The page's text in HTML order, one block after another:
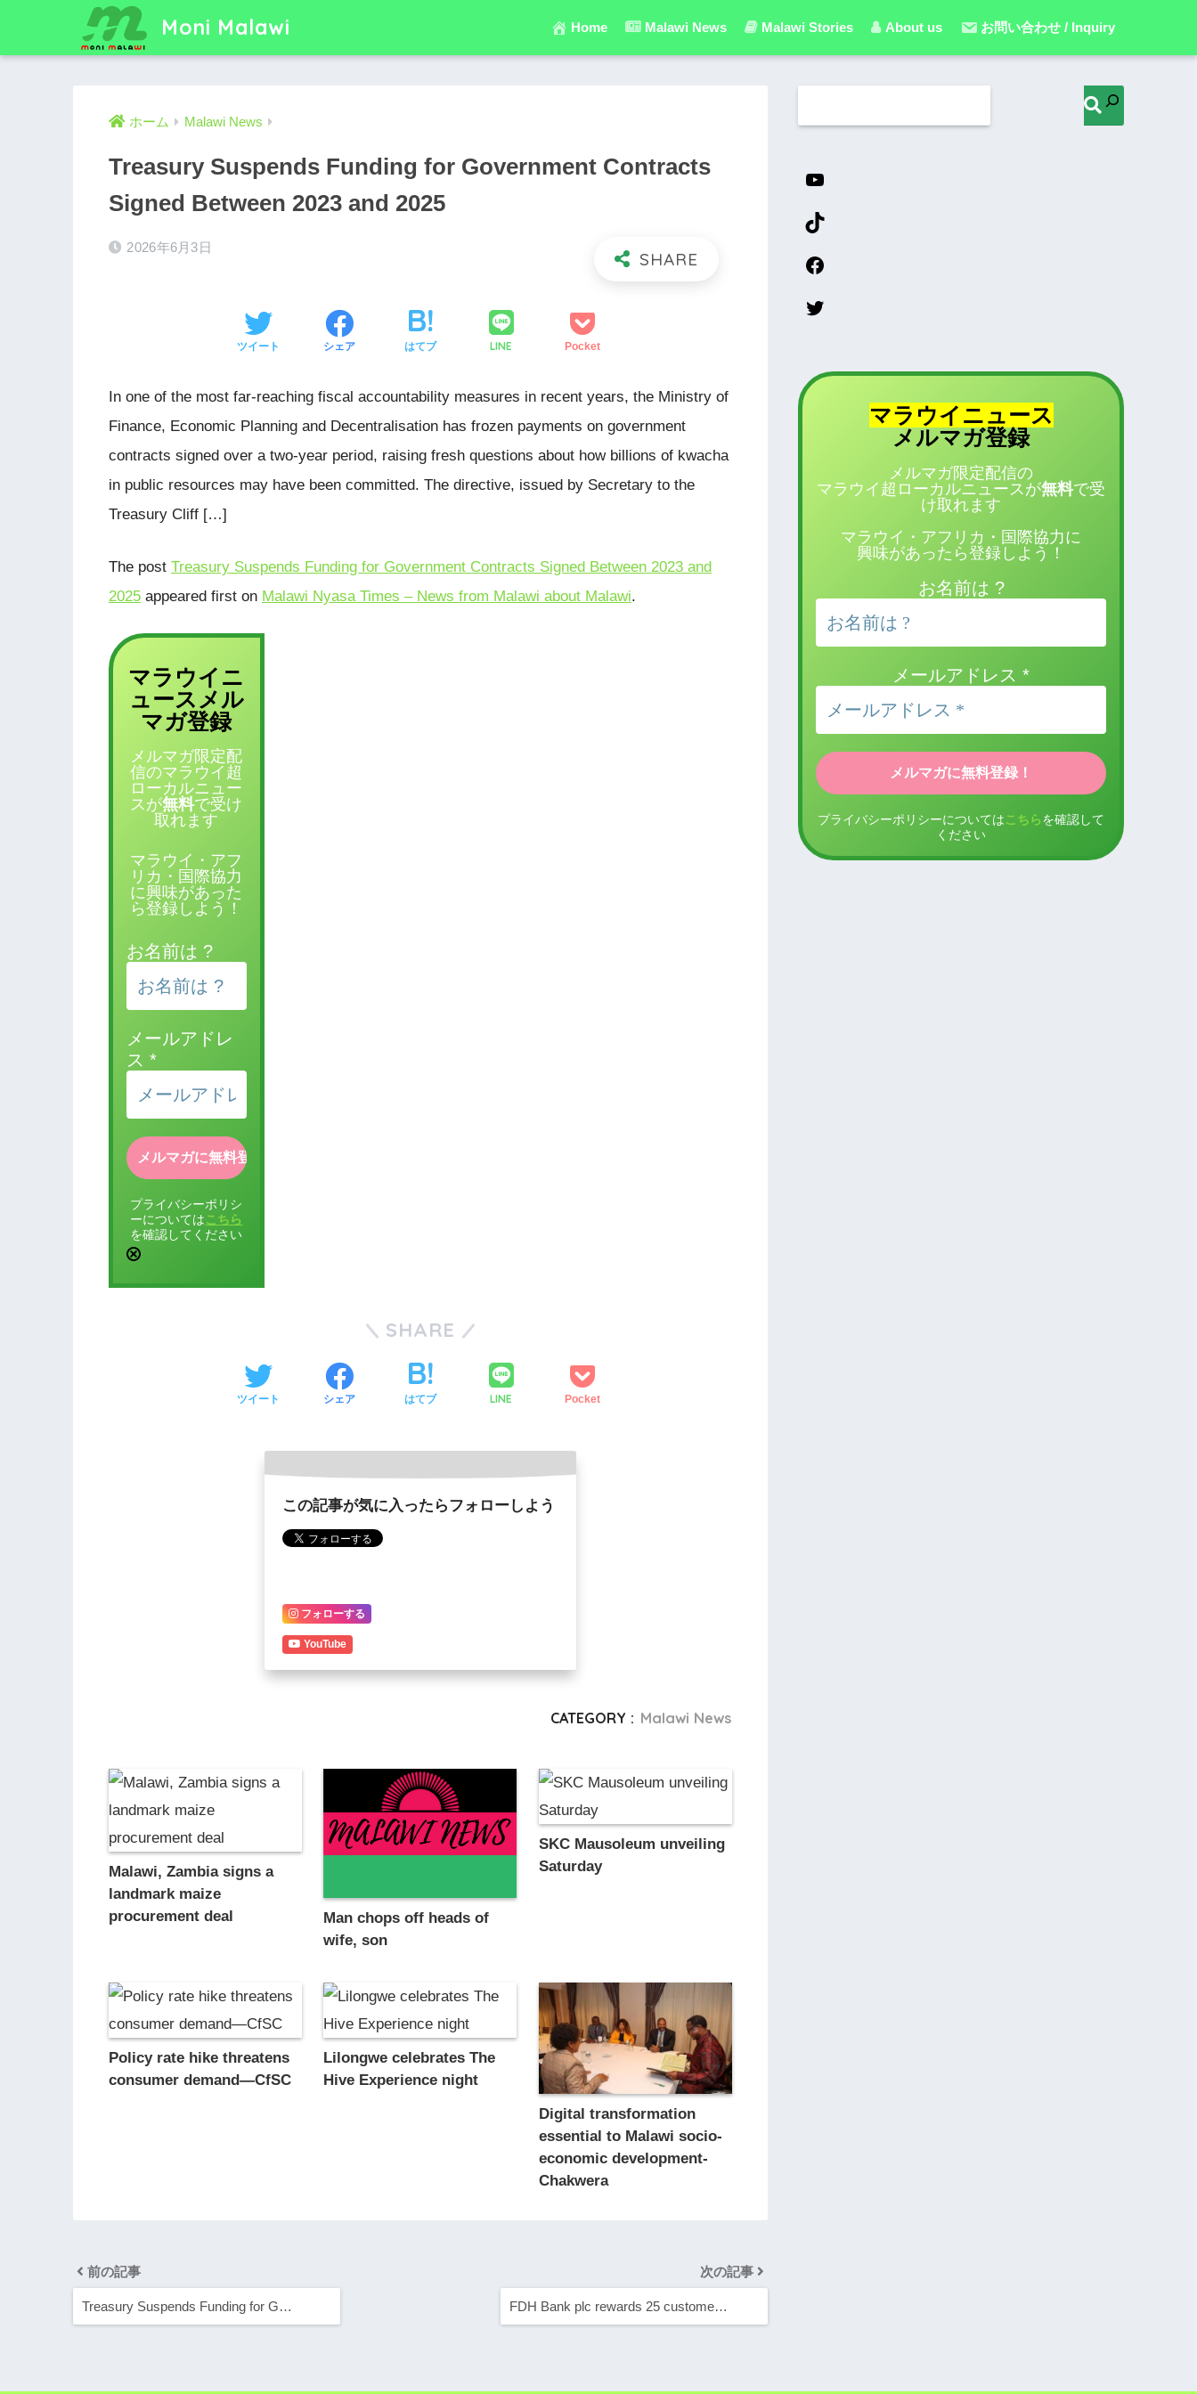
Moni Malawi Home Malawi News Malawi Stories About us お問い合わせ / Inquiry
ホーム Malawi News
Treasury Suspends Funding for Government Contracts
Signed Between 2023 and 2025
2026年6月3日
ツイート シェア はてブ LINE Pocket
In one of the most far-reaching fiscal accountability measures in recent years, the Ministry of
Finance, Economic Planning and Decentralisation has frozen payments on government
contracts signed over a two-year period, raising fresh questions about how billions of kwacha
in public resources may have been committed. The directive, issued by Secretary to the
Treasury Cliff […]
The post Treasury Suspends Funding for Government Contracts Signed Between 2023 and
2025 appeared first on Malawi Nyasa Times – News from Malawi about Malawi.
マラウイニ
ュース メル
マガ登録
メルマガ限定配
信のマラウイ超
ローカルニュー
スが無料で受け
取れます
マラウイ・アフ
リカ・国際協力
に興味があった
ら登録しよう！
お名前は ?
メールアドレ
ス *
プライバシーポリシ
ーについては こちら
を確認してください
SHARE
ツイート シェア はてブ LINE Pocket
この記事が気に入ったらフォローしよう
フォローする
YouTube
CATEGORY : Malawi News
Malawi, Zambia signs a
landmark maize
procurement deal
Man chops off heads of
wife, son
SKC Mausoleum unveiling
Saturday
Policy rate hike threatens
consumer demand—CfSC
Lilongwe celebrates The
Hive Experience night
Digital transformation
essential to Malawi socio-
economic development-
Chakwera
前の記事
Treasury Suspends Funding for G…
次の記事
FDH Bank plc rewards 25 custome…
マラウイニュース
メルマガ登録
メルマガ限定配信の
マラウイ超ローカルニュースが無料で受
け取れます
マラウイ・アフリカ・国際協力に
興味があったら登録しよう！
お名前は ?
メールアドレス*
プライバシーポリシーについては こちら を確認して
ください